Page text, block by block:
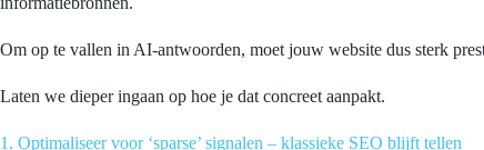
Om op te vallen in AI-antwoorden, moet jouw website dus sterk
Laten we dieper ingaan op hoe je dat concreet aanpakt.
1. Optimaliseer voor ‘sparse’ signalen – klassieke SEO blijft tellen